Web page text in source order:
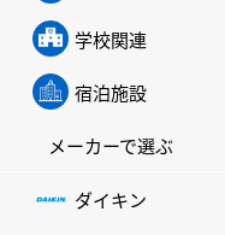
学校関連
宿泊施設
メーカーで選ぶ
ダイキン